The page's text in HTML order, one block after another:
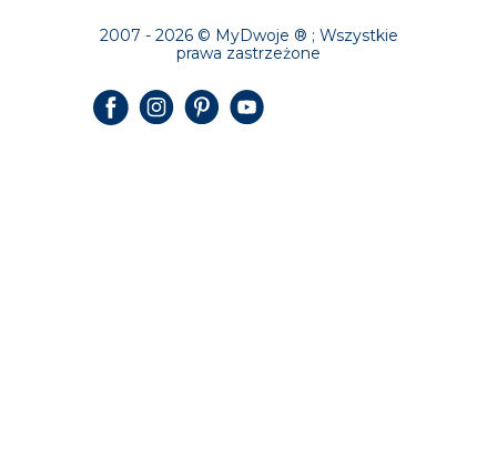
2007 - 2026 © MyDwoje ® ; Wszystkie
prawa zastrzeżone